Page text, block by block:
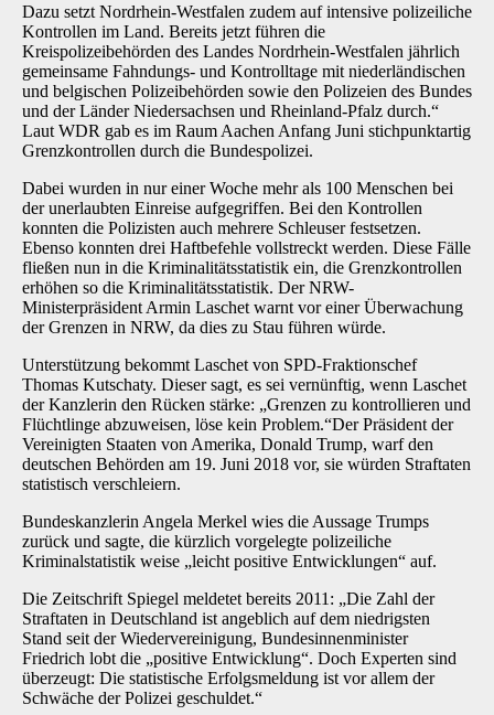
Dazu setzt Nordrhein-Westfalen zudem auf intensive polizeiliche
Kontrollen im Land. Bereits jetzt führen die
Kreispolizeibehörden des Landes Nordrhein-Westfalen jährlich
gemeinsame Fahndungs- und Kontrolltage mit niederländischen
und belgischen Polizeibehörden sowie den Polizeien des Bundes
und der Länder Niedersachsen und Rheinland-Pfalz durch.“
Laut WDR gab es im Raum Aachen Anfang Juni stichpunktartig
Grenzkontrollen durch die Bundespolizei.
Dabei wurden in nur einer Woche mehr als 100 Menschen bei
der unerlaubten Einreise aufgegriffen. Bei den Kontrollen
konnten die Polizisten auch mehrere Schleuser festsetzen.
Ebenso konnten drei Haftbefehle vollstreckt werden. Diese Fälle
fließen nun in die Kriminalitätsstatistik ein, die Grenzkontrollen
erhöhen so die Kriminalitätsstatistik. Der NRW-
Ministerpräsident Armin Laschet warnt vor einer Überwachung
der Grenzen in NRW, da dies zu Stau führen würde.
Unterstützung bekommt Laschet von SPD-Fraktionschef
Thomas Kutschaty. Dieser sagt, es sei vernünftig, wenn Laschet
der Kanzlerin den Rücken stärke: „Grenzen zu kontrollieren und
Flüchtlinge abzuweisen, löse kein Problem.“Der Präsident der
Vereinigten Staaten von Amerika, Donald Trump, warf den
deutschen Behörden am 19. Juni 2018 vor, sie würden Straftaten
statistisch verschleiern.
Bundeskanzlerin Angela Merkel wies die Aussage Trumps
zurück und sagte, die kürzlich vorgelegte polizeiliche
Kriminalstatistik weise „leicht positive Entwicklungen“ auf.
Die Zeitschrift Spiegel meldetet bereits 2011: „Die Zahl der
Straftaten in Deutschland ist angeblich auf dem niedrigsten
Stand seit der Wiedervereinigung, Bundesinnenminister
Friedrich lobt die „positive Entwicklung“. Doch Experten sind
überzeugt: Die statistische Erfolgsmeldung ist vor allem der
Schwäche der Polizei geschuldet.“